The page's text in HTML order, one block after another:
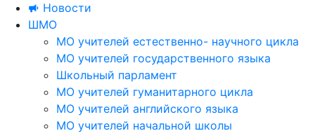
Новости
ШМО
МО учителей естественно- научного цикла
МО учителей государственного языка
Школьный парламент
МО учителей гуманитарного цикла
МО учителей английского языка
МО учителей начальной школы